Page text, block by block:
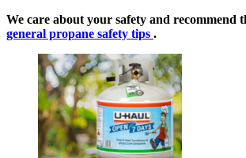
We care about your safety and recommend
general propane safety tips .